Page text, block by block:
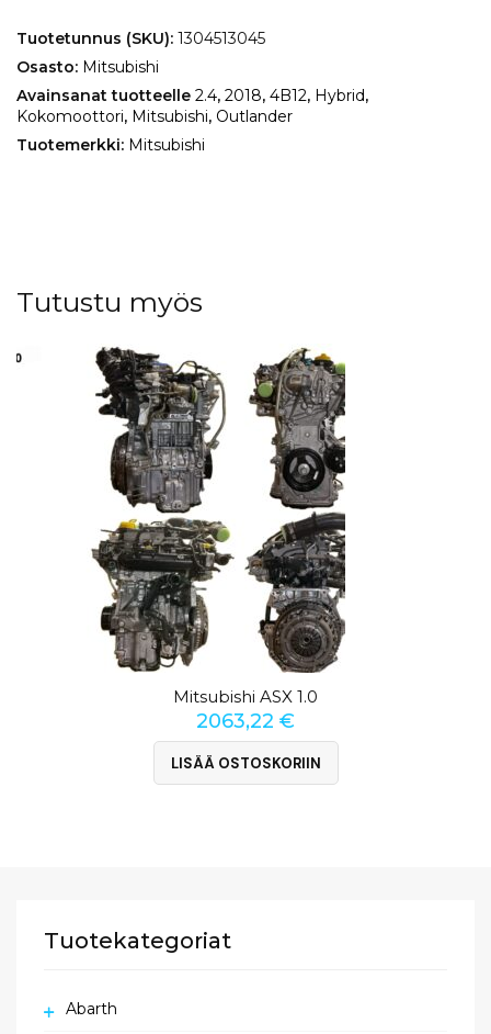
Tuotetunnus (SKU): 1304513045
Osasto: Mitsubishi
Avainsanat tuotteelle 2.4, 2018, 4B12, Hybrid,
Kokomoottori, Mitsubishi, Outlander
Tuotemerkki: Mitsubishi
Tutustu myös
Mitsubishi ASX 1.0
2063,22 €
LISÄÄ OSTOSKORIIN
Tuotekategoriat
Abarth